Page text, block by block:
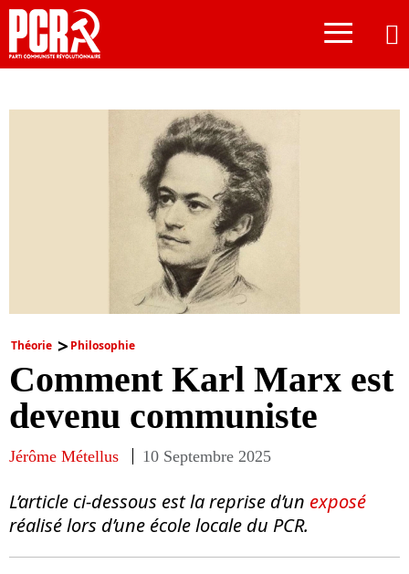
≡
Théorie Philosophie
Comment Karl Marx est
devenu communiste
Jérôme Métellus 10 Septembre 2025
L’article ci-dessous est la reprise d’un exposé
réalisé lors d’une école locale du PCR.